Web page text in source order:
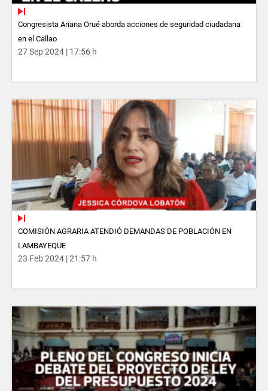
Congresista Ariana Orué aborda acciones de seguridad ciudadana
en el Callao
27 Sep 2024 | 17:56 h
COMISIÓN AGRARIA ATENDIÓ DEMANDAS DE POBLACIÓN EN
LAMBAYEQUE
23 Feb 2024 | 21:57 h